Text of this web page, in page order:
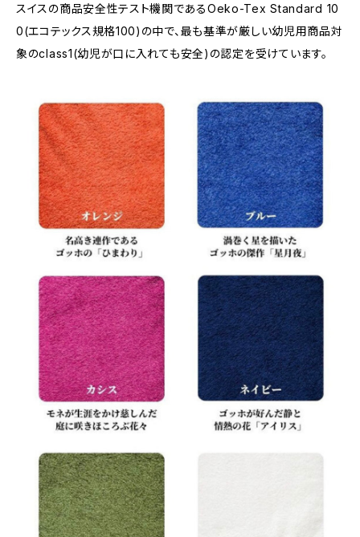
スイスの商品安全性テスト機関であるOeko-Tex Standard 10
0(エコテックス規格100)の中で、最も基準が厳しい幼児用商品対
象のclass1(幼児が口に入れても安全)の認定を受けています。